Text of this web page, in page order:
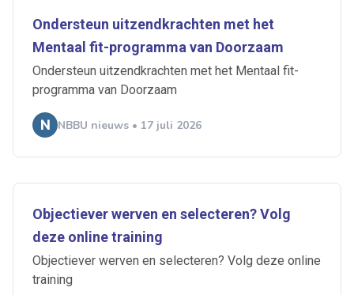
Ondersteun uitzendkrachten met het
Mentaal fit-programma van Doorzaam
Ondersteun uitzendkrachten met het Mentaal fit-
programma van Doorzaam
NBBU nieuws • 17 juli 2026
Objectiever werven en selecteren? Volg
deze online training
Objectiever werven en selecteren? Volg deze online
training